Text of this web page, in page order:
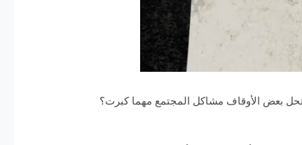
تحل بعض الأوقاف مشاكل المجتمع مهما كبرت؟